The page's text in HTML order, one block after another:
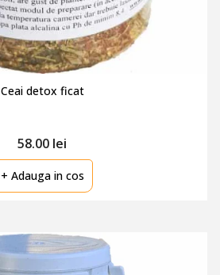
Ceai detox ficat
58.00 lei
+ Adauga in cos